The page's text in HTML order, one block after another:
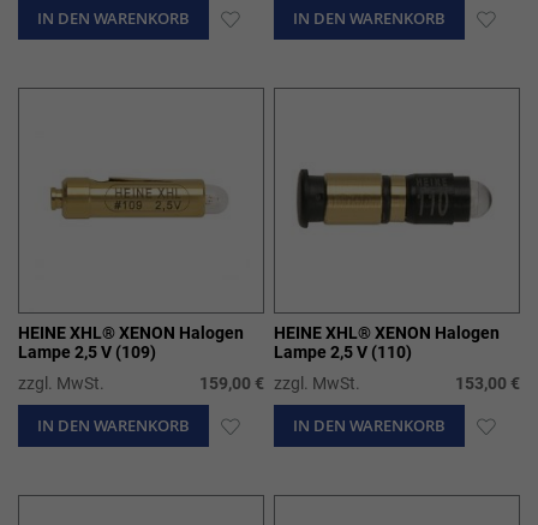
IN DEN WARENKORB ZUR IN DEN WARENKORB ZUR
HEINE XHL® XENON Halogen
Lampe 2,5 V (109)
zzgl. MwSt.
159,00 €
IN DEN WARENKORB ZUR
HEINE XHL® XENON Halogen
Lampe 2,5 V (110)
zzgl. MwSt.
153,00 €
IN DEN WARENKORB ZUR